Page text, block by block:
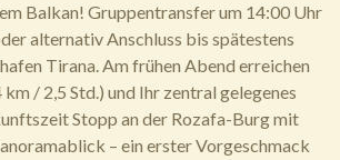
Balkan! Gruppentransfer um 14:00 Uhr
alternativ Anschluss bis spätestens
Tirana. Am frühen Abend erreichen
km / 2,5 Std.) und Ihr zentral gelegenes
Stopp an der Rozafa-Burg mit
– ein erster Vorgeschmack